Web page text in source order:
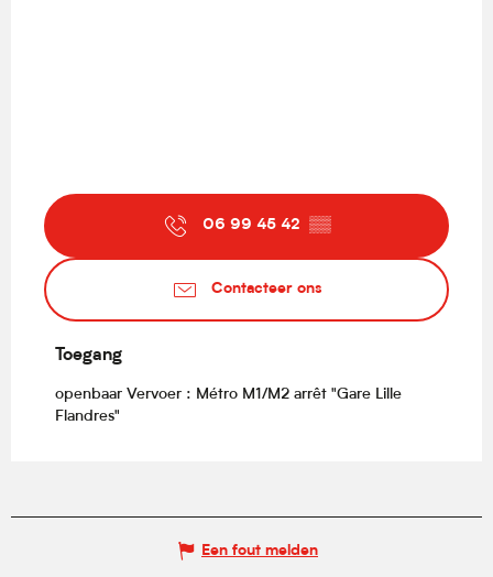
06 99 45 42 ▒▒
Contacteer ons
Toegang
Toegang
openbaar Vervoer : Métro M1/M2 arrêt "Gare Lille
Flandres"
Een fout melden